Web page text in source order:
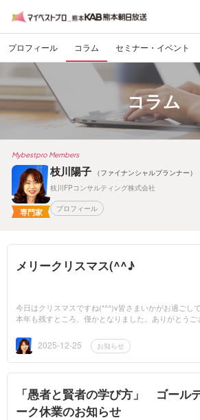
プロフィール コラム セミナー・イベント
コラム
Mybestpro Members
専門家
枝川陽子
（ファイナンシャルプランナー）
枝川FPコンサルティング株式会社
プロフィール
メリークリスマス(^^♪
今日はクリスマスですね(*^^)v皆さまいかがお過ごし
本年も残すところ、僅かとなりました。ありがとうご
定...
2025-12-25 お知らせ
「愚者と賢者の学び方」 ゴール
ーク休業のお知らせ